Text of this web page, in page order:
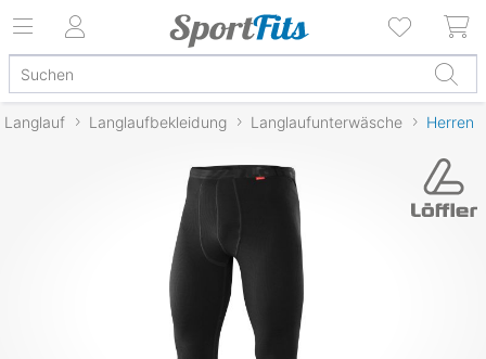
Langlauf Langlaufbekleidung Langlaufunterwäsche Herren